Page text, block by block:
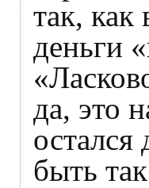
так, как
деньги
да, это
быть